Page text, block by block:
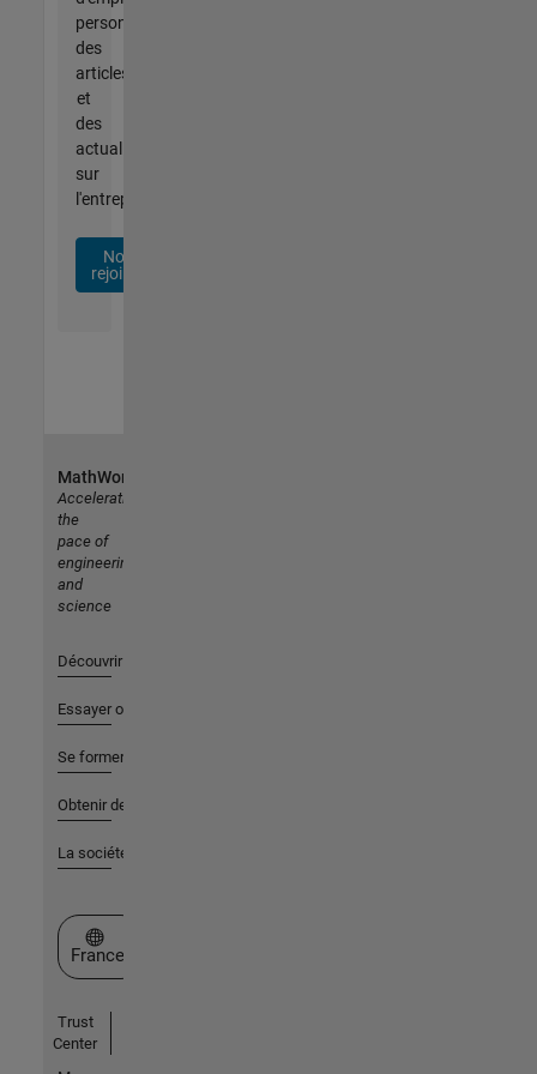
personnalisées,
des
articles
et
des
actualités
sur
l'entreprise.
Nous
rejoindre
MathWorks
Accelerating
the
pace of
engineering
and
science
Découvrir les produits
Essayer ou acheter
Se former
Obtenir de l'aide
La société
Sélectionner un site web
France
Trust
Center